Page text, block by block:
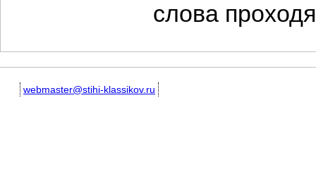
слова проходят
webmaster@stihi-klassikov.ru